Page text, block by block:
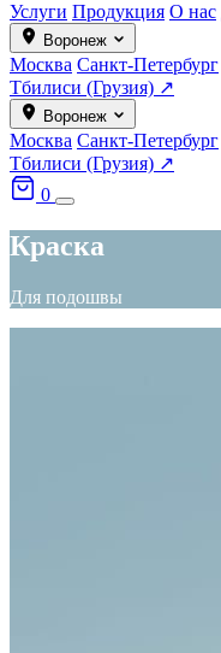
Услуги Продукция О нас
Воронеж
Москва Санкт-Петербург
Тбилиси (Грузия) ↗
Воронеж
Москва Санкт-Петербург
Тбилиси (Грузия) ↗
0
Краска
Для подошвы